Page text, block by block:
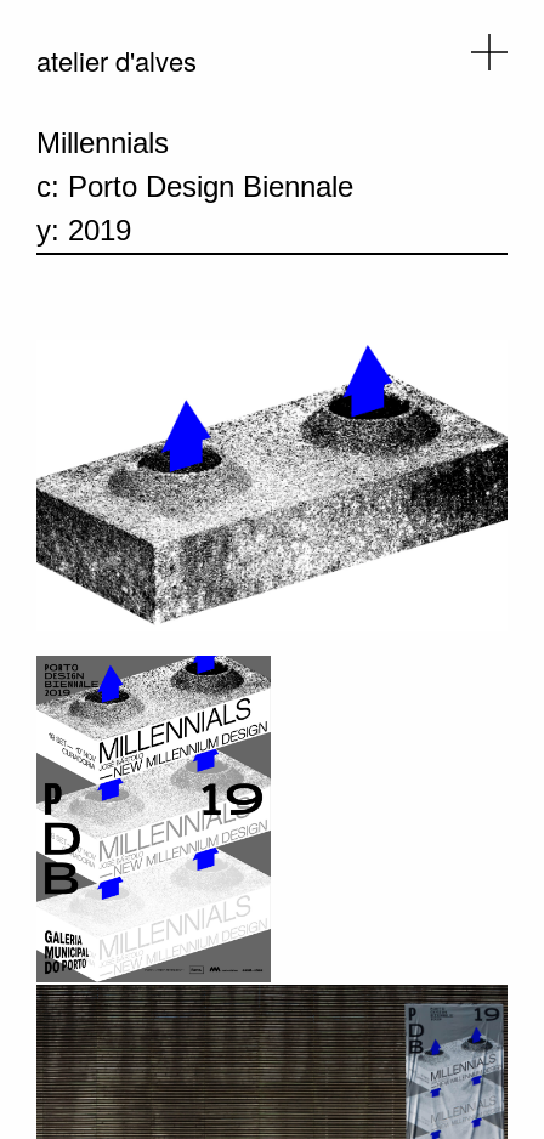
atelier d'alves
Millennials
c: Porto Design Biennale
y: 2019